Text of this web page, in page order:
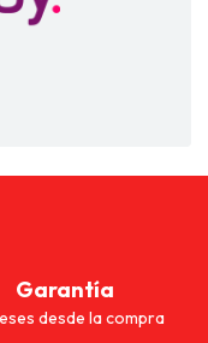
Garantía
desde la compra